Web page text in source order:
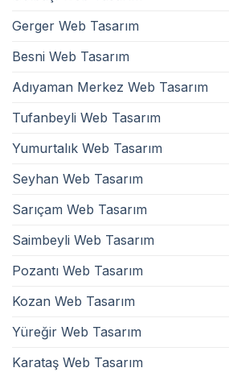
Gerger Web Tasarım
Besni Web Tasarım
Adıyaman Merkez Web Tasarım
Tufanbeyli Web Tasarım
Yumurtalık Web Tasarım
Seyhan Web Tasarım
Sarıçam Web Tasarım
Saimbeyli Web Tasarım
Pozantı Web Tasarım
Kozan Web Tasarım
Yüreğir Web Tasarım
Karataş Web Tasarım